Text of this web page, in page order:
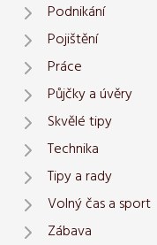
Podnikání
Pojištění
Práce
Půjčky a úvěry
Skvělé tipy
Technika
Tipy a rady
Volný čas a sport
Zábava